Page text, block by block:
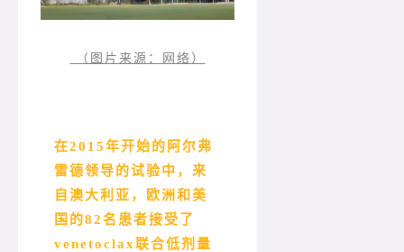
（图片来源：网络）
在2015年开始的阿尔弗
雷德领导的试验中，来
自澳大利亚，欧洲和美
国的82名患者接受了
venetoclax联合低剂量